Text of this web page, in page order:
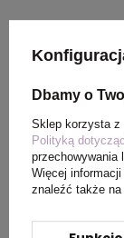
Watch Iconic Link
Silver&Pastel-
Petite Unitone
GDWP00501789
Dbamy o
Sklep korzysta z
Polityką
przechowywania
Więcej
znaleźć także na